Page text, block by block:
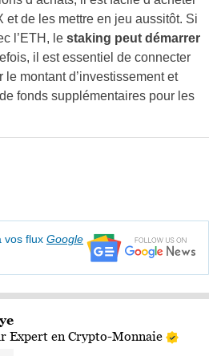
et de les mettre en jeu aussitôt. Si
l’ETH, le staking peut démarrer
il est essentiel de connecter
montant d’investissement et
fonds supplémentaires pour les
vos flux Google
Expert en Crypto-Monnaie